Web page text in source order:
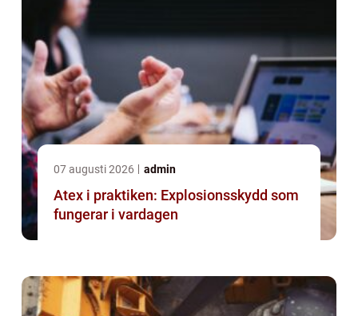
07 augusti 2026 admin
Atex i praktiken: Explosionsskydd som
fungerar i vardagen